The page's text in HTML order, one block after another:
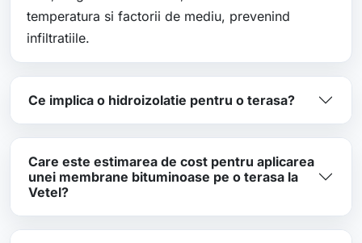
temperatura si factorii de mediu, prevenind
infiltratiile.
Ce implica o hidroizolatie pentru o terasa?
Care este estimarea de cost pentru aplicarea
unei membrane bituminoase pe o terasa la
Vetel?